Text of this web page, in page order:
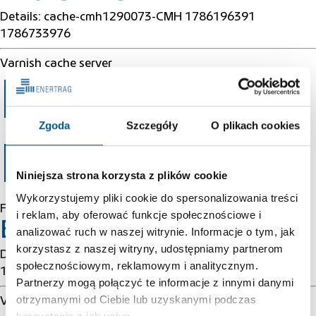
Zgoda Szczegóły O plikach cookies
Niniejsza strona korzysta z plików cookie
Wykorzystujemy pliki cookie do spersonalizowania treści
i reklam, aby oferować funkcje społecznościowe i
analizować ruch w naszej witrynie. Informacje o tym, jak
korzystasz z naszej witryny, udostępniamy partnerom
społecznościowym, reklamowym i analitycznym.
Partnerzy mogą połączyć te informacje z innymi danymi
otrzymanymi od Ciebie lub uzyskanymi podczas
Details: cache-cmh1290073-CMH 1786196391
1786733976
Varnish cache server
Error 403
Forbidden
Forbidden
Error 54113
Details: cache-cmh1290073-CMH 1786196391
1786733976
Varnish cache server